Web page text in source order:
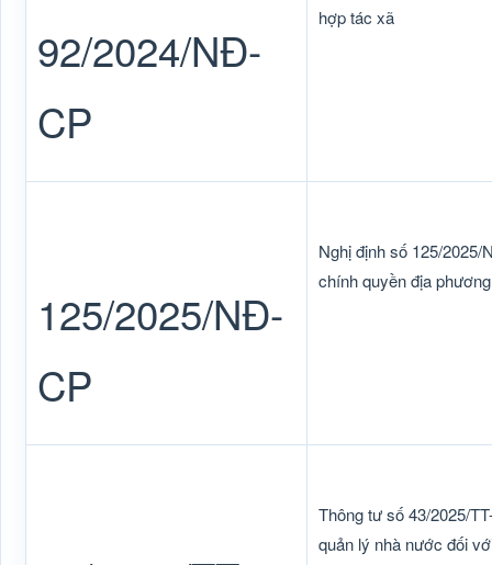
92/2024/NĐ-
CP
hợp tác xã
125/2025/NĐ-
CP
Nghị định số 125/
chính quyền địa
Thông tư số 43/2025/
quản lý nhà nước đối